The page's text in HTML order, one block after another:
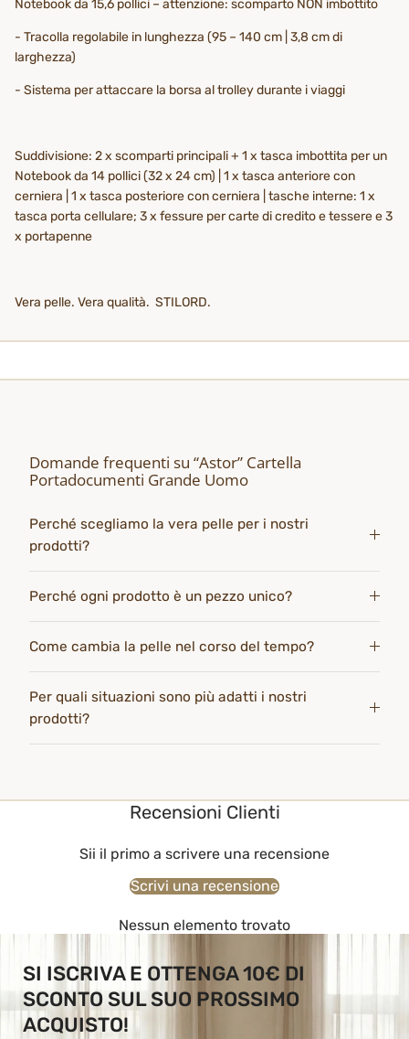
Notebook da 15,6 pollici – attenzione: scomparto NON imbottito
- Tracolla regolabile in lunghezza (95 – 140 cm | 3,8 cm di
larghezza)
- Sistema per attaccare la borsa al trolley durante i viaggi
Suddivisione: 2 x scomparti principali + 1 x tasca imbottita per un
Notebook da 14 pollici (32 x 24 cm) | 1 x tasca anteriore con
cerniera | 1 x tasca posteriore con cerniera | tasche interne: 1 x
tasca porta cellulare; 3 x fessure per carte di credito e tessere e 3
x portapenne
Vera pelle. Vera qualità. STILORD.
Domande frequenti su “Astor” Cartella
Portadocumenti Grande Uomo
Perché scegliamo la vera pelle per i nostri
prodotti?
Perché ogni prodotto è un pezzo unico?
Come cambia la pelle nel corso del tempo?
Per quali situazioni sono più adatti i nostri
prodotti?
Recensioni Clienti
Sii il primo a scrivere una recensione
Scrivi una recensione
Nessun elemento trovato
SI ISCRIVA E OTTENGA 10€ DI
SCONTO SUL SUO PROSSIMO
ACQUISTO!